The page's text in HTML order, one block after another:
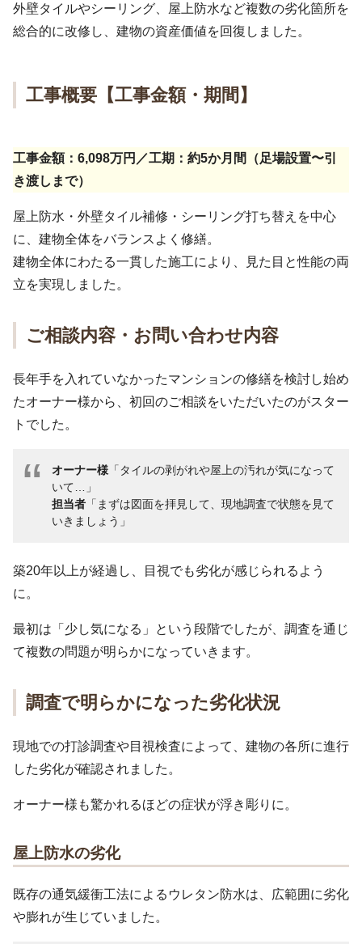
外壁タイルやシーリング、屋上防水など複数の劣化箇所を
総合的に改修し、建物の資産価値を回復しました。
工事概要【工事金額・期間】
工事金額：6,098万円／工期：約5か月間（足場設置〜引
き渡しまで）
屋上防水・外壁タイル補修・シーリング打ち替えを中心
に、建物全体をバランスよく修繕。
建物全体にわたる一貫した施工により、見た目と性能の両
立を実現しました。
ご相談内容・お問い合わせ内容
長年手を入れていなかったマンションの修繕を検討し始め
たオーナー様から、初回のご相談をいただいたのがスター
トでした。
オーナー様 「タイルの剥がれや屋上の汚れが気になって
いて…」
担当者 「まずは図面を拝見して、現地調査で状態を見て
いきましょう」
築20年以上が経過し、目視でも劣化が感じられるよう
に。
最初は「少し気になる」という段階でしたが、調査を通じ
て複数の問題が明らかになっていきます。
調査で明らかになった劣化状況
現地での打診調査や目視検査によって、建物の各所に進行
した劣化が確認されました。
オーナー様も驚かれるほどの症状が浮き彫りに。
屋上防水の劣化
既存の通気緩衝工法によるウレタン防水は、広範囲に劣化
や膨れが生じていました。